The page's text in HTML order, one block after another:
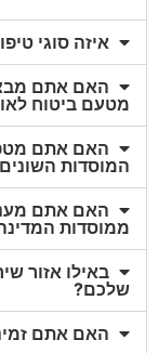
איזה סוגי
האם אתם
מטעם ביטוח
האם אתם
המוסדות
האם אתם
ממוסדות
באילו אזור
שלכם?
האם אתם